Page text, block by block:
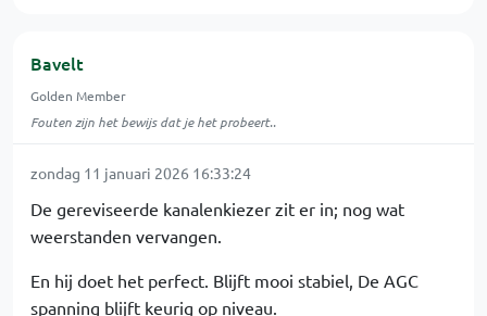
Bavelt
Golden Member
Fouten zijn het bewijs dat je het probeert..
zondag 11 januari 2026 16:33:24
De gereviseerde kanalenkiezer zit er in; nog wat
weerstanden vervangen.
En hij doet het perfect. Blijft mooi stabiel, De AGC
spanning blijft keurig op niveau.